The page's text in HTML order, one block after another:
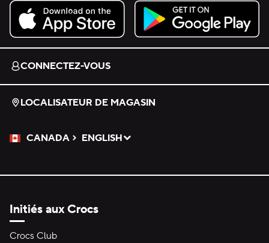
Download on the App Store.
Get it on Google Play.
CONNECTEZ-VOUS
LOCALISATEUR DE MAGASIN
CANADA
Veuillez sélectionner une langue
ENGLISH
Sélectionné
Initiés aux Crocs
Crocs Club